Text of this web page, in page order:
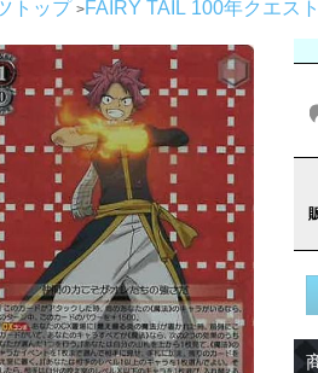
トップ FAIRY TAIL 100年クエスト